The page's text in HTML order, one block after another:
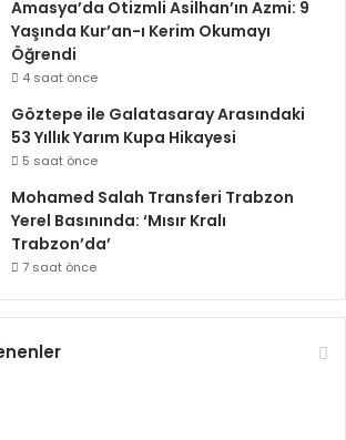
Amasya’da Otizmli Asilhan’ın Azmi: 9
Yaşında Kur’an-ı Kerim Okumayı
Öğrendi
4 saat önce
Göztepe ile Galatasaray Arasındaki
53 Yıllık Yarım Kupa Hikayesi
5 saat önce
Mohamed Salah Transferi Trabzon
Yerel Basınında: ‘Mısır Kralı
Trabzon’da’
7 saat önce